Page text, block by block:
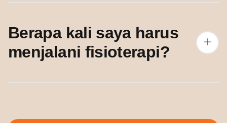
Berapa kali saya harus
menjalani fisioterapi?